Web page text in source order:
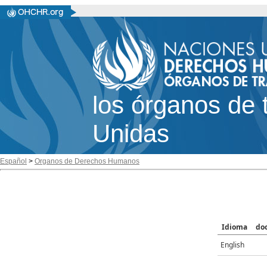
los órganos de
Unidas
Español > Organos de Derechos Humanos
Idioma
English